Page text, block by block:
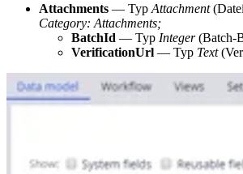
Attachments — Typ Attachment
Category: Attachments;
BatchId — Typ Integer(Batch-
VerificationUrl — Typ Text